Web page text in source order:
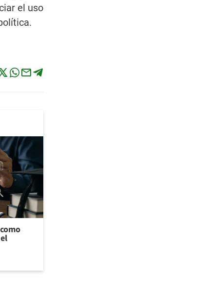
el uso